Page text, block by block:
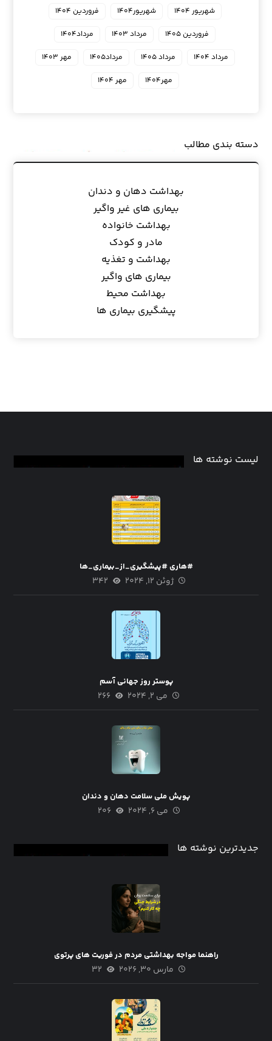
شهریور ۱۴۰۴ شهریور۱۴۰۴
فروردین ۱۴۰۴
فروردین ۱۴۰۵
مرداد ۱۴۰۳
مرداد۱۴۰۴
مرداد ۱۴۰۴
مرداد ۱۴۰۵ مرداد۱۴۰۵
مهر ۱۴۰۳
مهر۱۴۰۴
مهر ۱۴۰۴
دسته بندی مطالب
بهداشت دهان و دندان
بیماری های غیر واگیر
بهداشت خانواده
مادر و کودک
بهداشت و تغذیه
بیماری های واگیر
بهداشت محیط
پیشگیری بیماری ها
لیست نوشته ها
#هاری #پیشگیری_از_بیماری_ها
ژوئن ۱۲, ۲۰۲۴ ۳۴۲
پوستر روز جهانی آسم
می ۲, ۲۰۲۴ ۲۶۶
پویش ملی سلامت دهان و دندان
می ۶, ۲۰۲۴ ۲۰۶
جدیدترین نوشته ها
راهنما مواجه بهداشتی مردم در فوریت های پرتوی
مارس ۳۰, ۲۰۲۶ ۳۲